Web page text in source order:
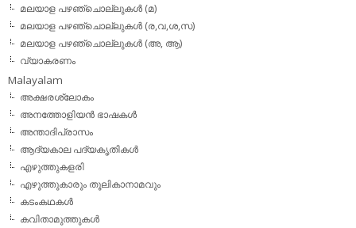
മലയാള പഴഞ്ചൊല്ലുകള്‍ (മ)
മലയാള പഴഞ്ചൊല്ലുകള്‍ (ര,വ,ശ,സ)
മലയാള പഴഞ്ചൊല്ലുകൾ (അ, ആ)
വ്യാകരണം
Malayalam
അക്ഷരശ്ലോകം
അനത്തോളിയന്‍ ഭാഷകള്‍
അന്താദിപ്രാസം
ആദ്യകാല പദ്യകൃതികള്‍
എഴുത്തുകളരി
എഴുത്തുകാരും തൂലികാനാമവും
കടംകഥകള്‍
കവിതാമുത്തുകള്‍